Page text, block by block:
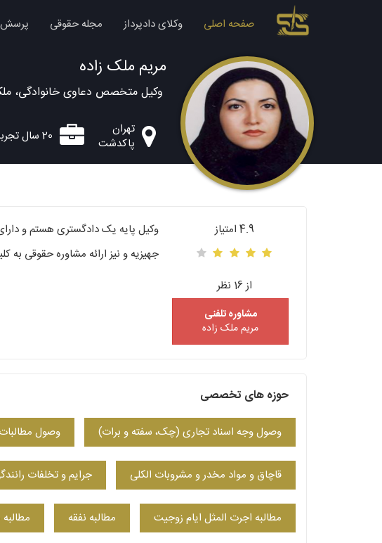
صفحه اصلی وکلای دادپرداز مجله حقوقی پرسش
مریم ملک زاده
وکیل متخصص دعاوی خانوادگی،
تهران
پاکدشت
20 سال تجربه وکالت
4.9 امتیاز
از 16 نظر
مشاوره تلفنی
مریم ملک زاده
جهیزیه و نیز ارائه مشاوره حقوقی به
حوزه های تخصصی
وصول وجه اسناد تجاری (چک، سفته و برات) وصول
قاچاق و مواد مخدر و مشروبات الکلی جرایم و تخلفات
مطالبه اجرت المثل ایام زوجیت مطالبه نفقه